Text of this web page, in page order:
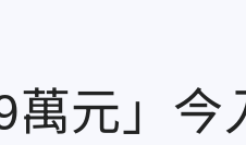
萬元」